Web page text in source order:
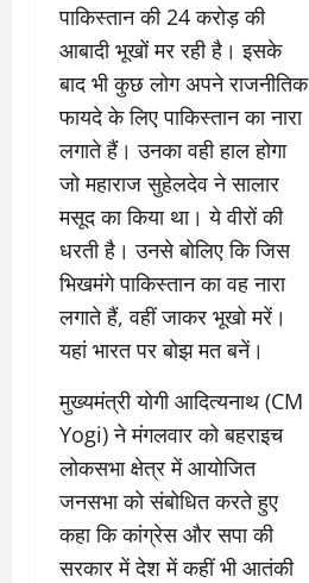
पाकिस्तान की 24 करोड़ की
आबादी भूखों मर रही है। इसके
बाद भी कुछ लोग अपने राजनीतिक
फायदे के लिए पाकिस्तान का नारा
लगाते हैं। उनका वही हाल होगा
जो महाराज सुहेलदेव ने सालार
मसूद का किया था। ये वीरों की
धरती है। उनसे बोलिए कि जिस
भिखमंगे पाकिस्तान का वह नारा
लगाते हैं, वहीं जाकर भूखो मरें।
यहां भारत पर बोझ मत बनें।
मुख्यमंत्री योगी आदित्यनाथ (CM
Yogi) ने मंगलवार को बहराइच
लोकसभा क्षेत्र में आयोजित
जनसभा को संबोधित करते हुए
कहा कि कांग्रेस और सपा की
सरकार में देश में कहीं भी आतंकी